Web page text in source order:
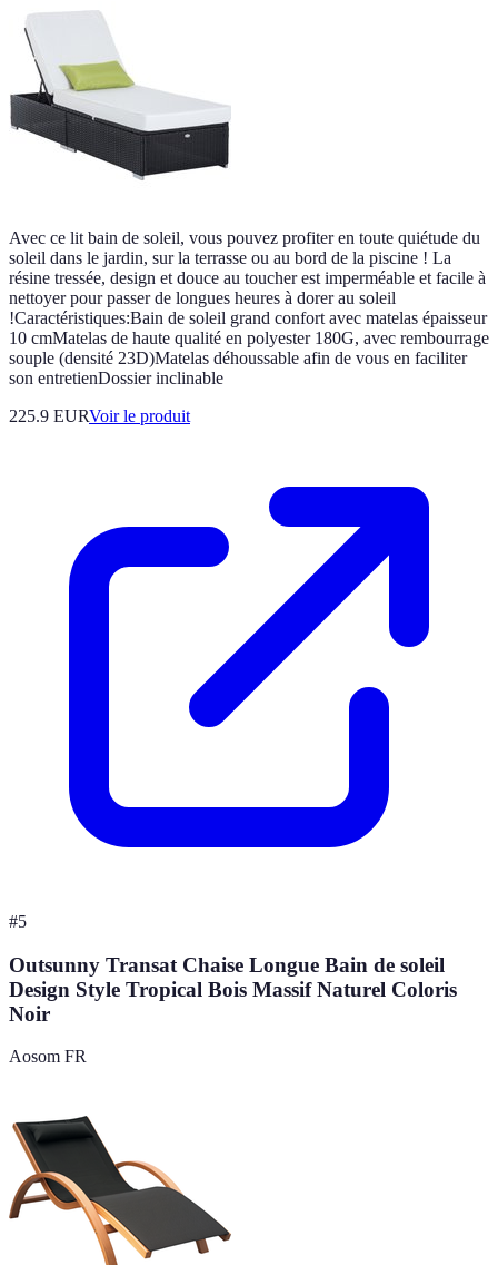
Avec ce lit bain de soleil, vous pouvez profiter en toute quiétude du
soleil dans le jardin, sur la terrasse ou au bord de la piscine ! La
résine tressée, design et douce au toucher est imperméable et facile à
nettoyer pour passer de longues heures à dorer au soleil
!Caractéristiques:Bain de soleil grand confort avec matelas épaisseur
10 cmMatelas de haute qualité en polyester 180G, avec rembourrage
souple (densité 23D)Matelas déhoussable afin de vous en faciliter
son entretienDossier inclinable
225.9 EURVoir le produit
#5
Outsunny Transat Chaise Longue Bain de soleil
Design Style Tropical Bois Massif Naturel Coloris
Noir
Aosom FR